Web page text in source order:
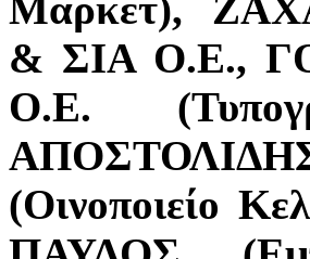
& ΣΙΑ Ο.Ε.,
Ο.Ε.
(Οινοποιείο